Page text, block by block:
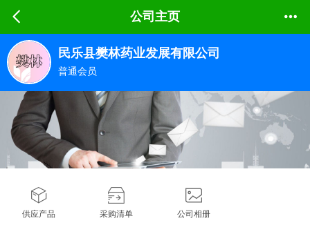
公司主页
民乐县樊林药业发展有限公司
普通会员
供应产品 采购清单 公司相册